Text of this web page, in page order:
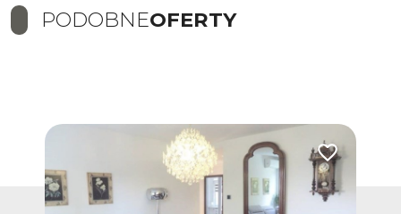
PODOBNEOFERTY
Dodaj do